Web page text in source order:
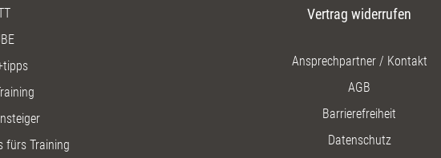
fürs Training
Vertrag widerrufen
Ansprechpartner / Kontakt
AGB
Barrierefreiheit
Datenschutz